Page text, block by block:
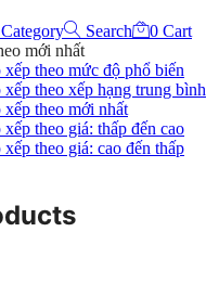
Category Search 0 Cart
mới nhất
xếp theo mức độ phổ biến
xếp theo xếp hạng trung bình
xếp theo mới nhất
xếp theo giá: thấp đến cao
xếp theo giá: cao đến thấp